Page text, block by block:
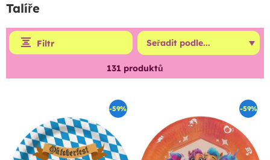
Talíře
Filtr
131 produktů
-59% -59%